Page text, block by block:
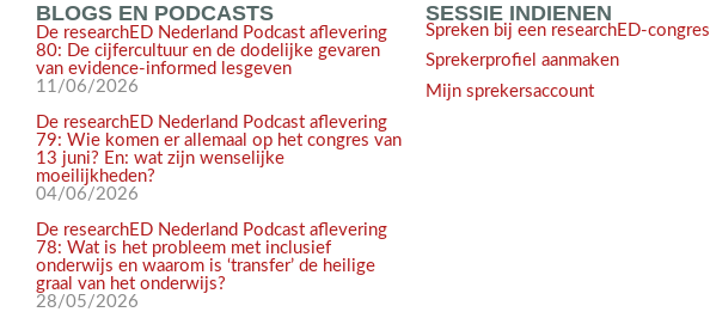
BLOGS EN PODCASTS
De researchED Nederland Podcast aflevering
80: De cijfercultuur en de dodelijke gevaren
van evidence-informed lesgeven
11/06/2026
De researchED Nederland Podcast aflevering
79: Wie komen er allemaal op het congres van
13 juni? En: wat zijn wenselijke
moeilijkheden?
04/06/2026
De researchED Nederland Podcast aflevering
78: Wat is het probleem met inclusief
onderwijs en waarom is ‘transfer’ de heilige
graal van het onderwijs?
28/05/2026
SESSIE INDIENEN
Spreken bij een researchED-congres
Sprekerprofiel aanmaken
Mijn sprekersaccount